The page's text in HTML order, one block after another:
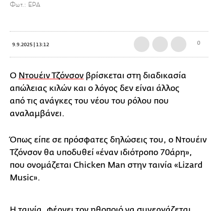
Φωτ.: EPA
9.9.2025 | 13:12 0
Ο Ντουέιν Τζόνσον βρίσκεται στη διαδικασία
απώλειας κιλών και ο λόγος δεν είναι άλλος
από τις ανάγκες του νέου του ρόλου που
αναλαμβάνει.
Όπως είπε σε πρόσφατες δηλώσεις του, ο Ντουέιν
Τζόνσον θα υποδυθεί «έναν ιδιότροπο 70άρη»,
που ονομάζεται Chicken Man στην ταινία «Lizard
Music».